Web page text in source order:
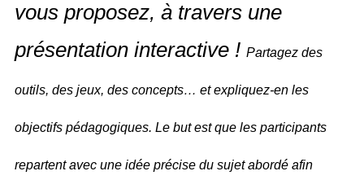
vous proposez, à travers une
présentation interactive ! Partagez des
outils, des jeux, des concepts… et expliquez-en les
objectifs pédagogiques. Le but est que les participants
repartent avec une idée précise du sujet abordé afin